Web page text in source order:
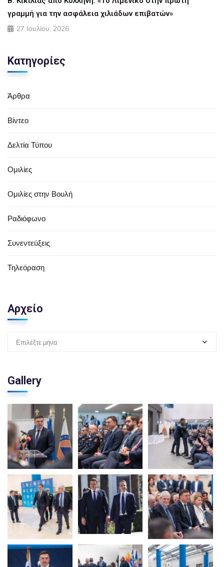
γραμμή για την ασφάλεια χιλιάδων επιβατών»
27 Ιουλίου, 2026
Κατηγορίες
Άρθρα
Βίντεο
Δελτία Τύπου
Ομιλίες
Ομιλίες στην Βουλή
Ραδιόφωνο
Συνεντεύξεις
Τηλεόραση
Αρχείο
Επιλέξτε μήνα
Gallery